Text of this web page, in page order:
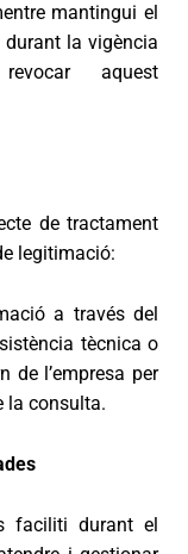
mantingui el
durant la vigència
aquest
de tractament
legitimació:
a través del
tècnica o
de l’empresa per
la consulta.
faciliti durant el